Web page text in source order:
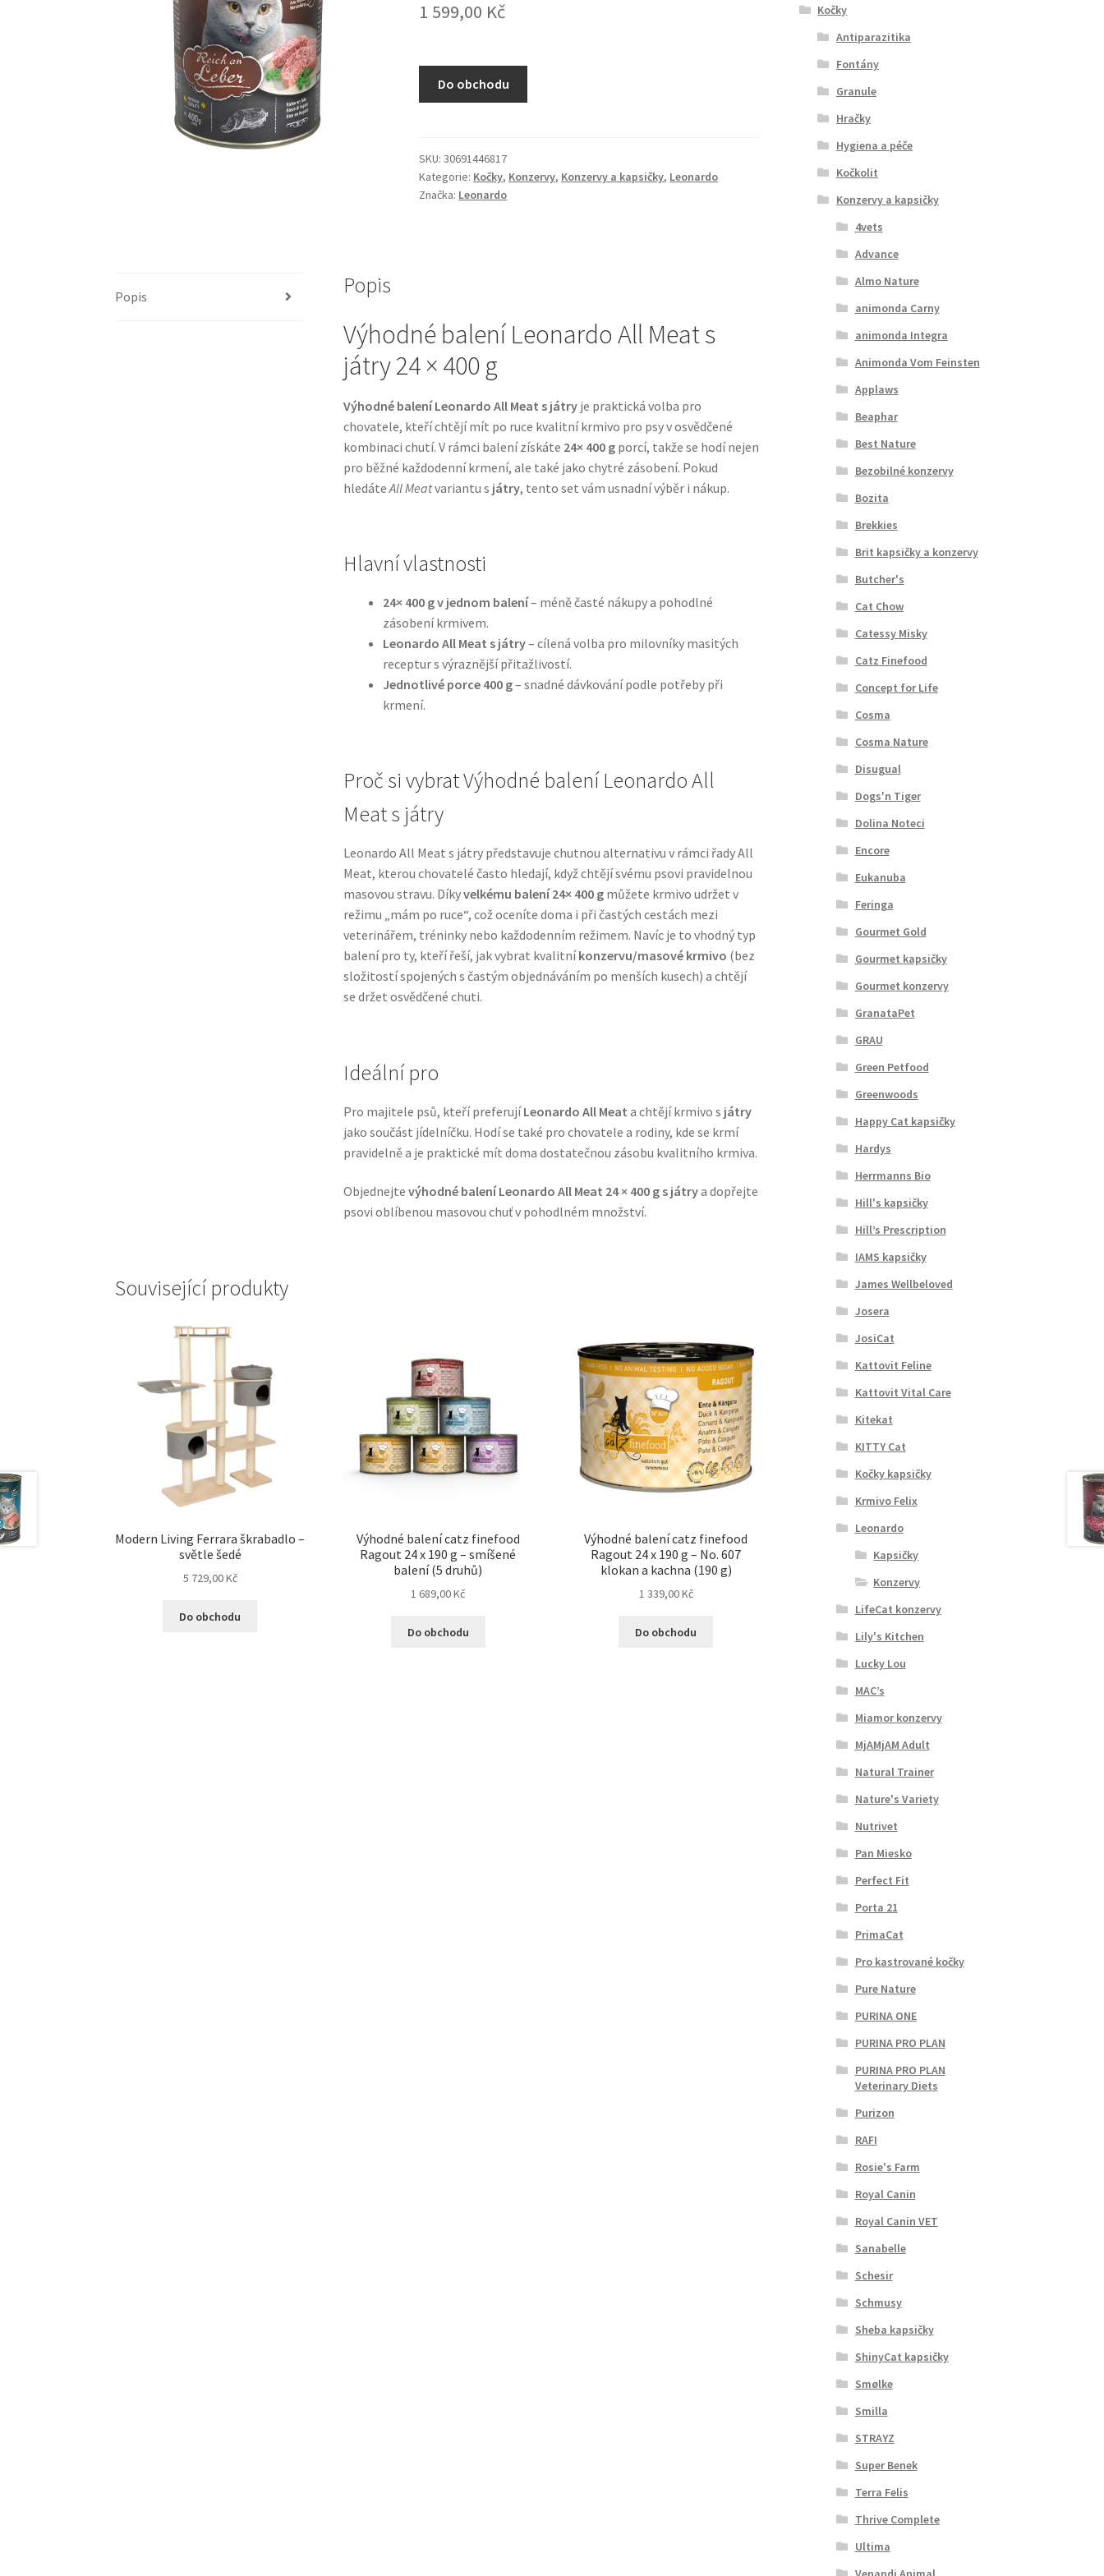
1 599,00 Kč
Do obchodu
SKU:30691446817
Kategorie: Kočky, Konzervy, Konzervy a kapsičky, Leonardo
Značka: Leonardo
Popis Popis
Výhodné balení Leonardo All Meat s
játry 24 × 400 g
Výhodné balení Leonardo All Meat s játryje praktická volba pro
chovatele, kteří chtějí mít po ruce kvalitní krmivo pro psy v osvědčené
kombinaci chutí. V rámci balení získáte 24× 400 gporcí, takže se hodí nejen
pro běžné každodenní krmení, ale také jako chytré zásobení. Pokud
hledáte All Meatvariantu s játry, tento set vám usnadní výběr i nákup.
Hlavní vlastnosti
24× 400 g v jednom balení– méně časté nákupy a pohodlné
zásobení krmivem.
Leonardo All Meat s játry– cílená volba pro milovníky masitých
receptur s výraznější přitažlivostí.
Jednotlivé porce 400 g– snadné dávkování podle potřeby při
krmení.
Proč si vybrat Výhodné balení Leonardo All
Meat s játry
Leonardo All Meat s játry představuje chutnou alternativu v rámci řady All
Meat, kterou chovatelé často hledají, když chtějí svému psovi pravidelnou
masovou stravu. Díkyvelkému balení 24× 400 gmůžete krmivo udržet v
režimu „mám po ruce“, což oceníte doma i při častých cestách mezi
veterinářem, tréninky nebo každodenním režimem. Navíc je to vhodný typ
balení pro ty, kteří řeší, jak vybrat kvalitníkonzervu/masové krmivo (bez
složitostí spojených s častým objednáváním po menších kusech) a chtějí
se držet osvědčené chuti.
Ideální pro
Pro majitele psů, kteří preferujíLeonardo All Meat a chtějí krmivo s játry
jako součást jídelníčku. Hodí se také pro chovatele a rodiny, kde se krmí
pravidelně a je praktické mít doma dostatečnou zásobu kvalitního krmiva.
Objednejte výhodné balení Leonardo All Meat 24 × 400 g s játrya dopřejte
psovi oblíbenou masovou chuť v pohodlném množství.
Související produkty
Modern Living Ferrara škrabadlo –
světle šedé
5 729,00Kč
Do obchodu
Výhodné balení catz finefood
Ragout 24 x 190 g – smíšené
balení (5 druhů)
1 689,00Kč
Do obchodu
Výhodné balení catz finefood
Ragout 24 x 190 g – No. 607
klokan a kachna (190 g)
1 339,00Kč
Do obchodu
Kočky
Antiparazitika
Fontány
Granule
Hračky
Hygiena a péče
Kočkolit
Konzervy a kapsičky
4vets
Advance
Almo Nature
animonda Carny
animonda Integra
Animonda Vom Feinsten
Applaws
Beaphar
Best Nature
Bezobilné konzervy
Bozita
Brekkies
Brit kapsičky a konzervy
Butcher's
Cat Chow
Catessy Misky
Catz Finefood
Concept for Life
Cosma
Cosma Nature
Disugual
Dogs'n Tiger
Dolina Noteci
Encore
Eukanuba
Feringa
Gourmet Gold
Gourmet kapsičky
Gourmet konzervy
GranataPet
GRAU
Green Petfood
Greenwoods
Happy Cat kapsičky
Hardys
Herrmanns Bio
Hill's kapsičky
Hill’s Prescription
IAMS kapsičky
James Wellbeloved
Josera
JosiCat
Kattovit Feline
Kattovit Vital Care
Kitekat
KITTY Cat
Kočky kapsičky
Krmivo Felix
Leonardo
Kapsičky
Konzervy
LifeCat konzervy
Lily's Kitchen
Lucky Lou
MAC’s
Miamor konzervy
MjAMjAM Adult
Natural Trainer
Nature's Variety
Nutrivet
Pan Miesko
Perfect Fit
Porta 21
PrimaCat
Pro kastrované kočky
Pure Nature
PURINA ONE
PURINA PRO PLAN
PURINA PRO PLAN
Veterinary Diets
Purizon
RAFI
Rosie's Farm
Royal Canin
Royal Canin VET
Sanabelle
Schesir
Schmusy
Sheba kapsičky
ShinyCat kapsičky
Smølke
Smilla
STRAYZ
Super Benek
Terra Felis
Thrive Complete
Ultima